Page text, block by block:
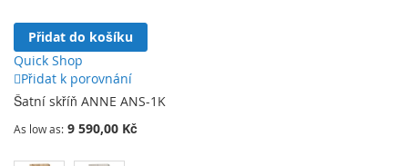
Přidat do košíku
Quick Shop
Přidat k porovnání
Šatní skříň ANNE ANS-1K
As low as 9 590,00 Kč